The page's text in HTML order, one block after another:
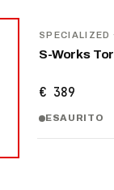
SPECIALIZED
S-Works
€ 389
ESAURITO